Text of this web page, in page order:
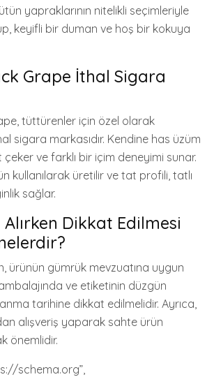
yapraklarının nitelikli seçimleriyle
keyifli bir duman ve hoş bir kokuya
Grape İthal Sigara
tüttürenler için özel olarak
sigara markasıdır. Kendine has üzüm
ve farklı bir içim deneyimi sunar.
kullanılarak üretilir ve tat profili, tatlı
sağlar.
Dikkat Edilmesi
ürünün gümrük mevzuatına uygun
ve etiketinin düzgün
tarihine dikkat edilmelidir. Ayrıca,
alışveriş yaparak sahte ürün
önemlidir.
schema.org”,